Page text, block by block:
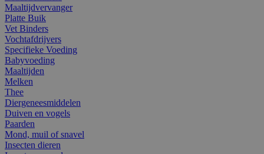
Maaltijdvervanger
Platte Buik
Vet Binders
Vochtafdrijvers
Specifieke Voeding
Babyvoeding
Maaltijden
Melken
Thee
Diergeneesmiddelen
Duiven en vogels
Paarden
Mond, muil of snavel
Insecten dieren